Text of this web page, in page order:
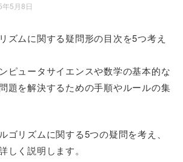
年5月8日
ズムに関する疑問形の目次を5つ考え
ピュータサイエンスや数学の基本的な
題を解決するための手順やルールの集
ゴリズムに関する5つの疑問を考え、
しく説明します。